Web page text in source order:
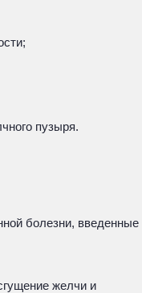
пузыря.
болезни, введенные
желчи и